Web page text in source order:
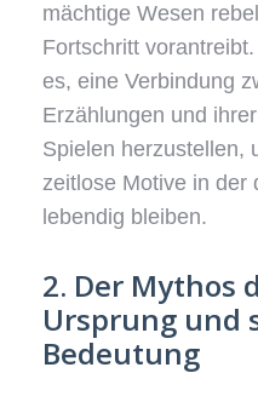
mächtige Wesen
Fortschritt
es, eine Verbindung
Erzählungen und
Spielen herzustellen,
zeitlose Motive in der
lebendig bleiben.
2. Der Mythos
Ursprung und
Bedeutung